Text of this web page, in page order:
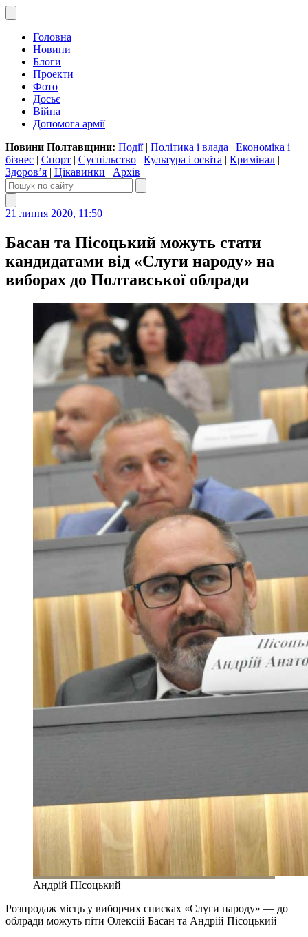
Головна
Новини
Блоги
Проекти
Фото
Досьє
Війна
Допомога армії
Новини Полтавщини: Події| Політика і влада | Економіка і
бізнес | Спорт | Суспільство | Культура і освіта | Кримінал |
Здоров’я | Цікавинки | Архів
21 липня 2020, 11:50
Басан та Пісоцький можуть стати
кандидатами від «Слуги народу» на
виборах до Полтавської облради
Андрій ПІсоцький
Розпродаж місць у виборчих списках «Слуги народу» — до
облради можуть піти Олексій Басан та Андрій Пісоцький